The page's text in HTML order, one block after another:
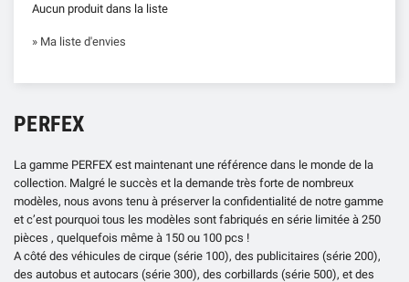
Aucun produit dans la liste
» Ma liste d'envies
PERFEX
La gamme PERFEX est maintenant une référence dans le monde de la
collection. Malgré le succès et la demande très forte de nombreux
modèles, nous avons tenu à préserver la confidentialité de notre gamme
et c’est pourquoi tous les modèles sont fabriqués en série limitée à 250
pièces , quelquefois même à 150 ou 100 pcs !
A côté des véhicules de cirque (série 100), des publicitaires (série 200),
des autobus et autocars (série 300), des corbillards (série 500), et des